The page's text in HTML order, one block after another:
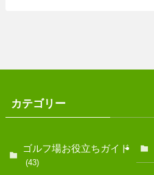
カテゴリー
ゴルフ場お役立ちガイド
(43)